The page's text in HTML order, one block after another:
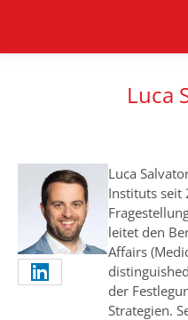
Luca
Luca
Instituts seit
leitet den
Affairs
der
Strategien.